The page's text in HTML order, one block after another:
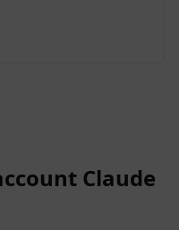
Claude